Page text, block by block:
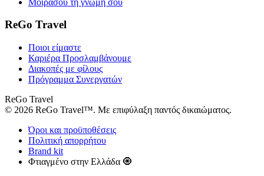
ReGo Travel
Ποιοι είμαστε
Καριέρα Προσλαμβάνουμε
Διακοπές με φίλους
Πρόγραμμα Συνεργατών
ReGo Travel
© 2026 ReGo Travel™. Με επιφύλαξη παντός δικαιώματος.
Όροι και προϋποθέσεις
Πολιτική απορρήτου
Brand kit
Φτιαγμένο στην Ελλάδα 🧿